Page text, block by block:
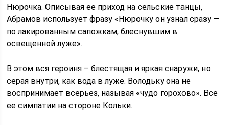
Нюрочка. Описывая ее приход на сельские танцы,
Абрамов использует фразу «Нюрочку он узнал сразу —
по лакированным сапожкам, блеснувшим в
освещенной луже».
В этом вся героиня – блестящая и яркая снаружи, но
серая внутри, как вода в луже. Володьку она не
воспринимает всерьез, называя «чудо горохово». Все
ее симпатии на стороне Кольки.